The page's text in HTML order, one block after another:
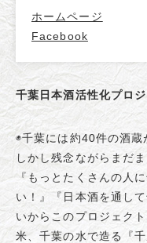
ホームページ
Facebook
千葉日本酒活性化プロ
◉千葉には約40件の酒蔵
しかし残念ながらまだ
『もっとたくさんの人
い！』『日本酒を通し
いからこのプロジェク
米、千葉の水で造る『